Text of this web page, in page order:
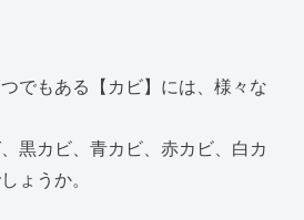
でもある【カビ】には、様々な
黒カビ、青カビ、赤カビ、白カ
ょうか。